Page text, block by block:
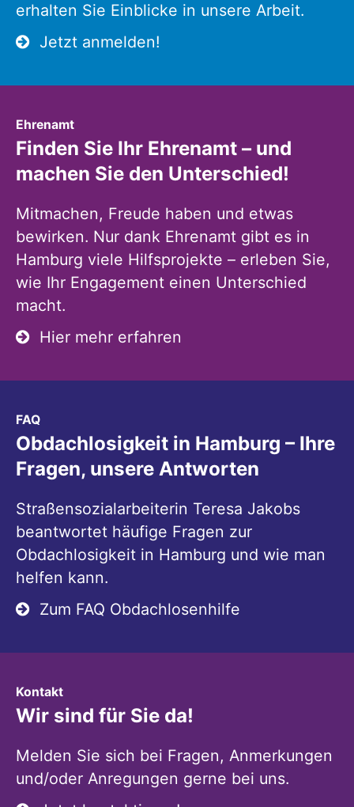
erhalten Sie Einblicke in unsere Arbeit.
Jetzt anmelden!
Ehrenamt:
Finden Sie Ihr Ehrenamt – und
machen Sie den Unterschied!
Mitmachen, Freude haben und etwas
bewirken. Nur dank Ehrenamt gibt es in
Hamburg viele Hilfsprojekte – erleben Sie,
wie Ihr Engagement einen Unterschied
macht.
Hier mehr erfahren
FAQ:
Obdachlosigkeit in Hamburg – Ihre
Fragen, unsere Antworten
Straßensozialarbeiterin Teresa Jakobs
beantwortet häufige Fragen zur
Obdachlosigkeit in Hamburg und wie man
helfen kann.
Zum FAQ Obdachlosenhilfe
Kontakt:
Wir sind für Sie da!
Melden Sie sich bei Fragen, Anmerkungen
und/oder Anregungen gerne bei uns.